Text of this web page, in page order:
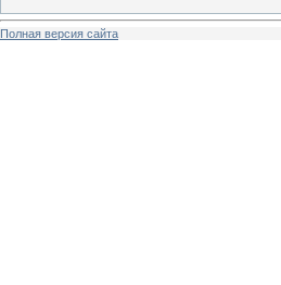
Полная версия сайта